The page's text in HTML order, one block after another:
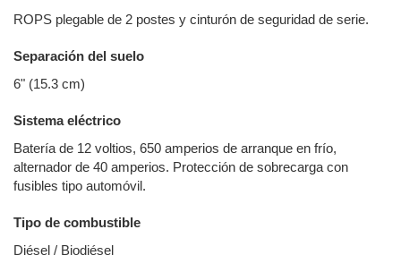
ROPS plegable de 2 postes y cinturón de seguridad de serie.
Separación del suelo
6" (15.3 cm)
Sistema eléctrico
Batería de 12 voltios, 650 amperios de arranque en frío,
alternador de 40 amperios. Protección de sobrecarga con
fusibles tipo automóvil.
Tipo de combustible
Diésel / Biodiésel